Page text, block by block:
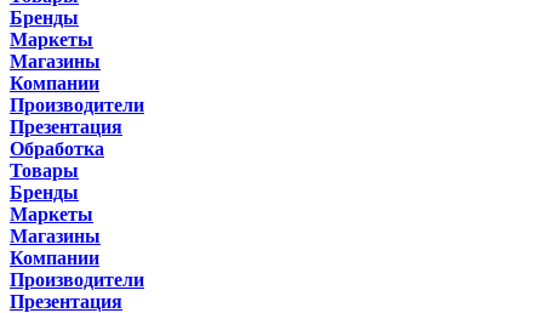
Бренды
Маркеты
Магазины
Компании
Производители
Презентация
Обработка
Товары
Бренды
Маркеты
Магазины
Компании
Производители
Презентация